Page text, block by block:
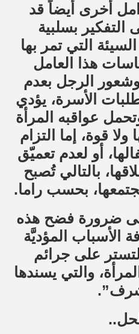
أخرى أيضاً قد
التفكير بسلبية
التي تمر بها
هذا العامل
الرجل بعدم
الأسرة، يؤدي
عواقبه المرأة
قوة، إما التزام
أو لعدم تعميّق
بالتالي تُصبح
بحسب راما.
ضرورة فضح هذه
الأسباب المؤديَّة
على جرائم
والتي يسندها